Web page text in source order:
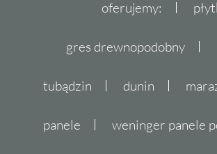
oferujemy:
gres drewnopodobny
tubądzin dunin
panele weninger panele